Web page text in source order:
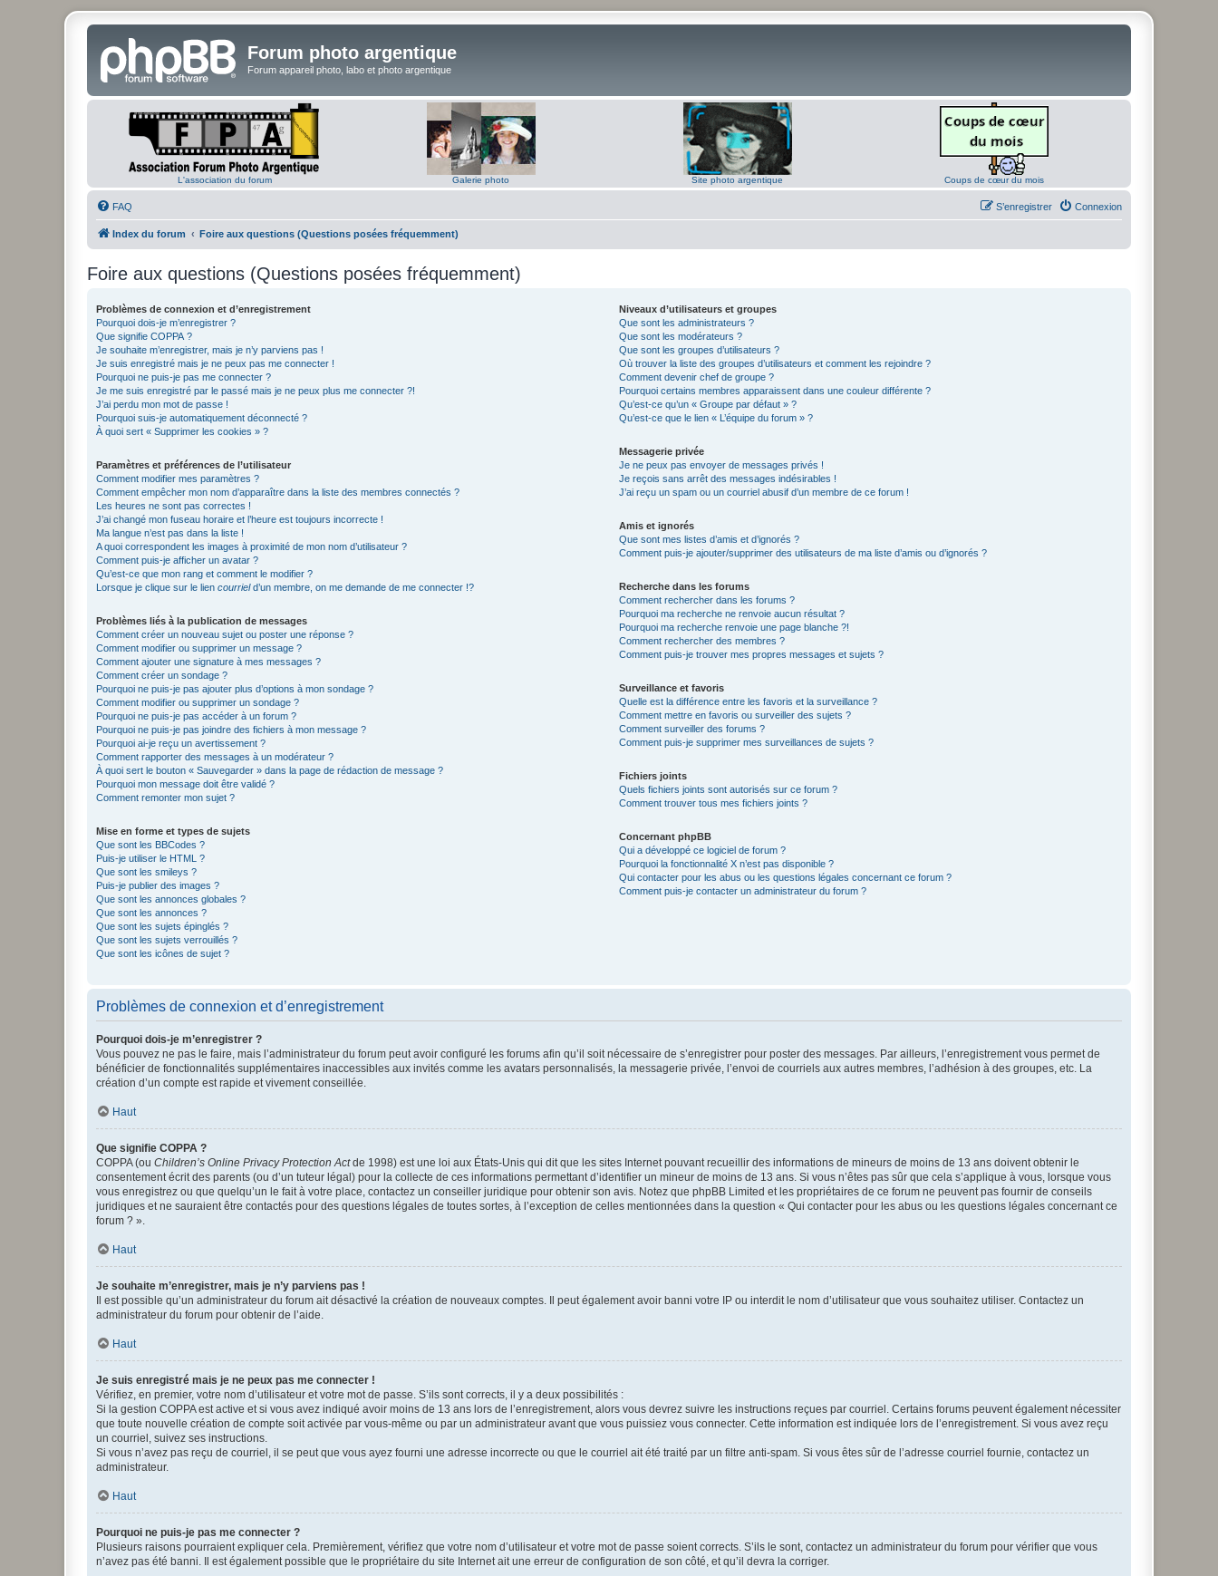
Forum photo argentique
Forum appareil photo, labo et photo argentique
L'association du forum Galerie photo Site photo argentique Coups de cœur du mois
FAQ Connexion
S’enregistrer
Index du forum Foire aux questions (Questions posées fréquemment)
Foire aux questions (Questions posées fréquemment)
Problèmes de connexion et d’enregistrement
Pourquoi dois-je m’enregistrer ?
Que signifie COPPA ?
Je souhaite m’enregistrer, mais je n’y parviens pas !
Je suis enregistré mais je ne peux pas me connecter !
Pourquoi ne puis-je pas me connecter ?
Je me suis enregistré par le passé mais je ne peux plus me connecter ?!
J’ai perdu mon mot de passe !
Pourquoi suis-je automatiquement déconnecté ?
À quoi sert « Supprimer les cookies » ?
Paramètres et préférences de l’utilisateur
Comment modifier mes paramètres ?
Comment empêcher mon nom d’apparaître dans la liste des membres connectés ?
Les heures ne sont pas correctes !
J’ai changé mon fuseau horaire et l’heure est toujours incorrecte !
Ma langue n’est pas dans la liste !
A quoi correspondent les images à proximité de mon nom d’utilisateur ?
Comment puis-je afficher un avatar ?
Qu’est-ce que mon rang et comment le modifier ?
Lorsque je clique sur le lien courrield’un membre, on me demande de me connecter !?
Problèmes liés à la publication de messages
Comment créer un nouveau sujet ou poster une réponse ?
Comment modifier ou supprimer un message ?
Comment ajouter une signature à mes messages ?
Comment créer un sondage ?
Pourquoi ne puis-je pas ajouter plus d’options à mon sondage ?
Comment modifier ou supprimer un sondage ?
Pourquoi ne puis-je pas accéder à un forum ?
Pourquoi ne puis-je pas joindre des fichiers à mon message ?
Pourquoi ai-je reçu un avertissement ?
Comment rapporter des messages à un modérateur ?
À quoi sert le bouton « Sauvegarder » dans la page de rédaction de message ?
Pourquoi mon message doit être validé ?
Comment remonter mon sujet ?
Mise en forme et types de sujets
Que sont les BBCodes ?
Puis-je utiliser le HTML ?
Que sont les smileys ?
Puis-je publier des images ?
Que sont les annonces globales ?
Que sont les annonces ?
Que sont les sujets épinglés ?
Que sont les sujets verrouillés ?
Que sont les icônes de sujet ?
Niveaux d’utilisateurs et groupes
Que sont les administrateurs ?
Que sont les modérateurs ?
Que sont les groupes d’utilisateurs ?
Où trouver la liste des groupes d’utilisateurs et comment les rejoindre ?
Comment devenir chef de groupe ?
Pourquoi certains membres apparaissent dans une couleur différente ?
Qu’est-ce qu’un « Groupe par défaut » ?
Qu’est-ce que le lien « L’équipe du forum » ?
Messagerie privée
Je ne peux pas envoyer de messages privés !
Je reçois sans arrêt des messages indésirables !
J’ai reçu un spam ou un courriel abusif d’un membre de ce forum !
Amis et ignorés
Que sont mes listes d’amis et d’ignorés ?
Comment puis-je ajouter/supprimer des utilisateurs de ma liste d’amis ou d’ignorés ?
Recherche dans les forums
Comment rechercher dans les forums ?
Pourquoi ma recherche ne renvoie aucun résultat ?
Pourquoi ma recherche renvoie une page blanche ?!
Comment rechercher des membres ?
Comment puis-je trouver mes propres messages et sujets ?
Surveillance et favoris
Quelle est la différence entre les favoris et la surveillance ?
Comment mettre en favoris ou surveiller des sujets ?
Comment surveiller des forums ?
Comment puis-je supprimer mes surveillances de sujets ?
Fichiers joints
Quels fichiers joints sont autorisés sur ce forum ?
Comment trouver tous mes fichiers joints ?
Concernant phpBB
Qui a développé ce logiciel de forum ?
Pourquoi la fonctionnalité X n’est pas disponible ?
Qui contacter pour les abus ou les questions légales concernant ce forum ?
Comment puis-je contacter un administrateur du forum ?
Problèmes de connexion et d’enregistrement
Pourquoi dois-je m’enregistrer ?
Vous pouvez ne pas le faire, mais l’administrateur du forum peut avoir configuré les forums afin qu’il soit nécessaire de s’enregistrer pour poster des messages. Par ailleurs, l’enregistrement vous permet de
bénéficier de fonctionnalités supplémentaires inaccessibles aux invités comme les avatars personnalisés, la messagerie privée, l’envoi de courriels aux autres membres, l’adhésion à des groupes, etc. La
création d’un compte est rapide et vivement conseillée.
Haut
Que signifie COPPA ?
COPPA (ou Children’s Online Privacy Protection Actde 1998) est une loi aux États-Unis qui dit que les sites Internet pouvant recueillir des informations de mineurs de moins de 13 ans doivent obtenir le
consentement écrit des parents (ou d’un tuteur légal) pour la collecte de ces informations permettant d’identifier un mineur de moins de 13 ans. Si vous n’êtes pas sûr que cela s’applique à vous, lorsque vous
vous enregistrez ou que quelqu’un le fait à votre place, contactez un conseiller juridique pour obtenir son avis. Notez que phpBB Limited et les propriétaires de ce forum ne peuvent pas fournir de conseils
juridiques et ne sauraient être contactés pour des questions légales de toutes sortes, à l’exception de celles mentionnées dans la question « Qui contacter pour les abus ou les questions légales concernant ce
forum ? ».
Haut
Je souhaite m’enregistrer, mais je n’y parviens pas !
Il est possible qu’un administrateur du forum ait désactivé la création de nouveaux comptes. Il peut également avoir banni votre IP ou interdit le nom d’utilisateur que vous souhaitez utiliser. Contactez un
administrateur du forum pour obtenir de l’aide.
Haut
Je suis enregistré mais je ne peux pas me connecter !
Vérifiez, en premier, votre nom d’utilisateur et votre mot de passe. S’ils sont corrects, il y a deux possibilités :
Si la gestion COPPA est active et si vous avez indiqué avoir moins de 13 ans lors de l’enregistrement, alors vous devrez suivre les instructions reçues par courriel. Certains forums peuvent également nécessiter
que toute nouvelle création de compte soit activée par vous-même ou par un administrateur avant que vous puissiez vous connecter. Cette information est indiquée lors de l’enregistrement. Si vous avez reçu
un courriel, suivez ses instructions.
Si vous n’avez pas reçu de courriel, il se peut que vous ayez fourni une adresse incorrecte ou que le courriel ait été traité par un filtre anti-spam. Si vous êtes sûr de l’adresse courriel fournie, contactez un
administrateur.
Haut
Pourquoi ne puis-je pas me connecter ?
Plusieurs raisons pourraient expliquer cela. Premièrement, vérifiez que votre nom d’utilisateur et votre mot de passe soient corrects. S’ils le sont, contactez un administrateur du forum pour vérifier que vous
n’avez pas été banni. Il est également possible que le propriétaire du site Internet ait une erreur de configuration de son côté, et qu’il devra la corriger.